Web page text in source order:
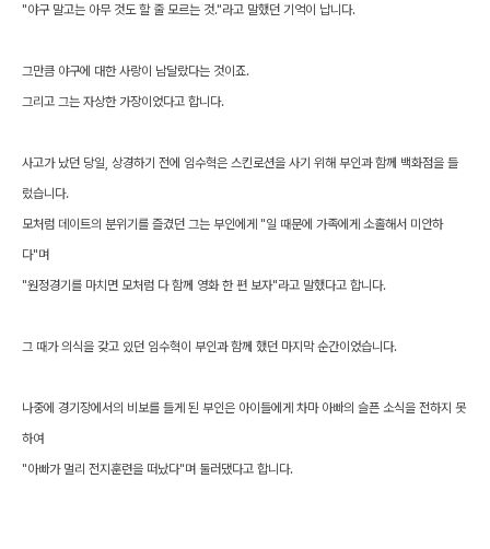
"야구 말고는 아무 것도 할 줄 모르는 것."라고 말했던 기억이 납니다.
그만큼 야구에 대한 사랑이 남달랐다는 것이죠.
그리고 그는 자상한 가장이었다고 합니다.
사고가 났던 당일, 상경하기 전에 임수혁은 스킨로션을 사기 위해 부인과 함께 백화점을 들
렀습니다.
모처럼 데이트의 분위기를 즐겼던 그는 부인에게 "일 때문에 가족에게 소홀해서 미안하
다"며
"원정경기를 마치면 모처럼 다 함께 영화 한 편 보자"라고 말했다고 합니다.
그 때가 의식을 갖고 있던 임수혁이 부인과 함께 했던 마지막 순간이었습니다.
나중에 경기장에서의 비보를 들게 된 부인은 아이들에게 차마 아빠의 슬픈 소식을 전하지 못
하여
"아빠가 멀리 전지훈련을 떠났다"며 둘러댔다고 합니다.